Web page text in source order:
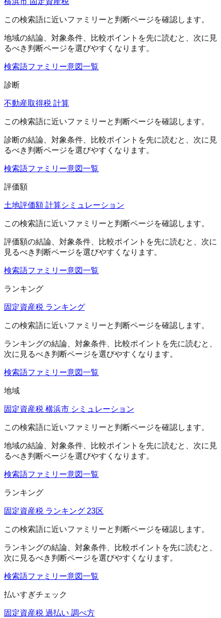
この検索語に近いファミリーと判断ページを確認します。
地域の結論、対象条件、比較ポイントを先に読むと、次に見
るべき判断ページを選びやすくなります。
検索語ファミリー意図一覧
診断
不動産取得税 計算
この検索語に近いファミリーと判断ページを確認します。
診断の結論、対象条件、比較ポイントを先に読むと、次に見
るべき判断ページを選びやすくなります。
検索語ファミリー意図一覧
評価額
土地評価額 計算シミュレーション
この検索語に近いファミリーと判断ページを確認します。
評価額の結論、対象条件、比較ポイントを先に読むと、次に
見るべき判断ページを選びやすくなります。
検索語ファミリー意図一覧
ランキング
固定資産税 ランキング
この検索語に近いファミリーと判断ページを確認します。
ランキングの結論、対象条件、比較ポイントを先に読むと、
次に見るべき判断ページを選びやすくなります。
検索語ファミリー意図一覧
地域
固定資産税 横浜市 シミュレーション
この検索語に近いファミリーと判断ページを確認します。
地域の結論、対象条件、比較ポイントを先に読むと、次に見
るべき判断ページを選びやすくなります。
検索語ファミリー意図一覧
ランキング
固定資産税 ランキング 23区
この検索語に近いファミリーと判断ページを確認します。
ランキングの結論、対象条件、比較ポイントを先に読むと、
次に見るべき判断ページを選びやすくなります。
検索語ファミリー意図一覧
払いすぎチェック
固定資産税 過払い 調べ方